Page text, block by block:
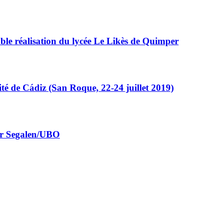
réalisation du lycée Le Likès de Quimper
de Cádiz (San Roque, 22-24 juillet 2019)
Segalen/UBO